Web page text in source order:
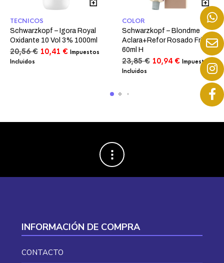
TECNICOS
Schwarzkopf – Igora Royal
Oxidante 10 Vol 3% 1000ml
20,56€ El
10,41 €ElImpuestos
Incluidos
COLOR
Schwarzkopf – Blondme
Aclara+Refor Rosado Frio
60ml H
23,85€ El
10,94 €El
precio
actual
10,94 €.
Impuestos
Incluidos
INFORMACIÓN DE COMPRA
CONTACTO